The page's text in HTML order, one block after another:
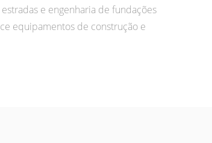
e engenharia de fundações
equipamentos de construção e